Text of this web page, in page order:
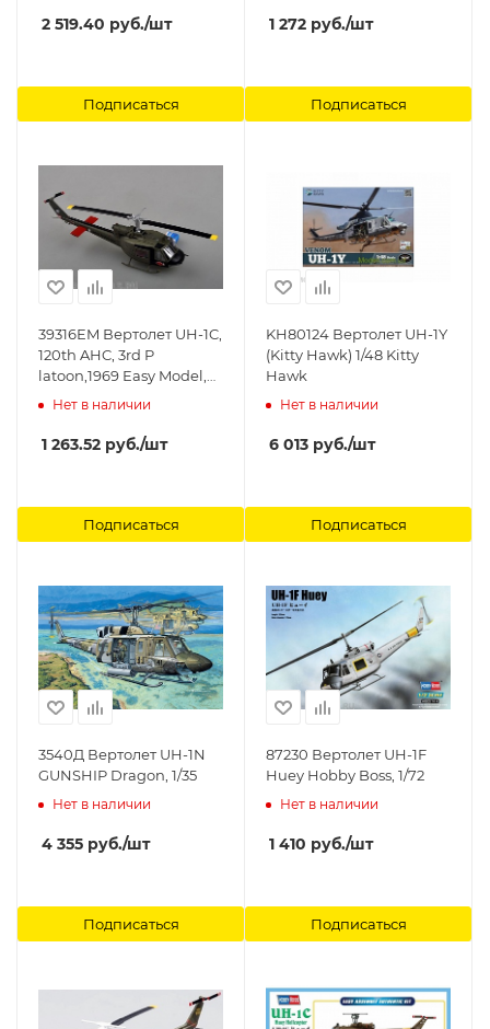
2 519.40 руб./шт
Подписаться
1 272 руб./шт
Подписаться
39316EM Вертолет UH-1C,
120th AHC, 3rd P
latoon,1969 Easy Model,
1/48Нет в наличии
1 263.52 руб./шт
Подписаться
KH80124 Вертолет UH-1Y
(Kitty Hawk) 1/48 Kitty
Hawk
Нет в наличии
6 013 руб./шт
Подписаться
3540Д Вертолет UH-1N
GUNSHIP Dragon, 1/35
Нет в наличии
4 355 руб./шт
Подписаться
87230 Вертолет UH-1F
Huey Hobby Boss, 1/72
Нет в наличии
1 410 руб./шт
Подписаться